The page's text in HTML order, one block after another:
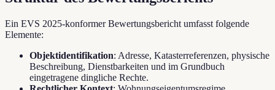
Ein EVS 2025-konformer Bewertungsbericht umfasst folgende
Elemente:
Objektidentifikation: Adresse, Katasterreferenzen, physische
Beschreibung, Dienstbarkeiten und im Grundbuch
eingetragene dingliche Rechte.